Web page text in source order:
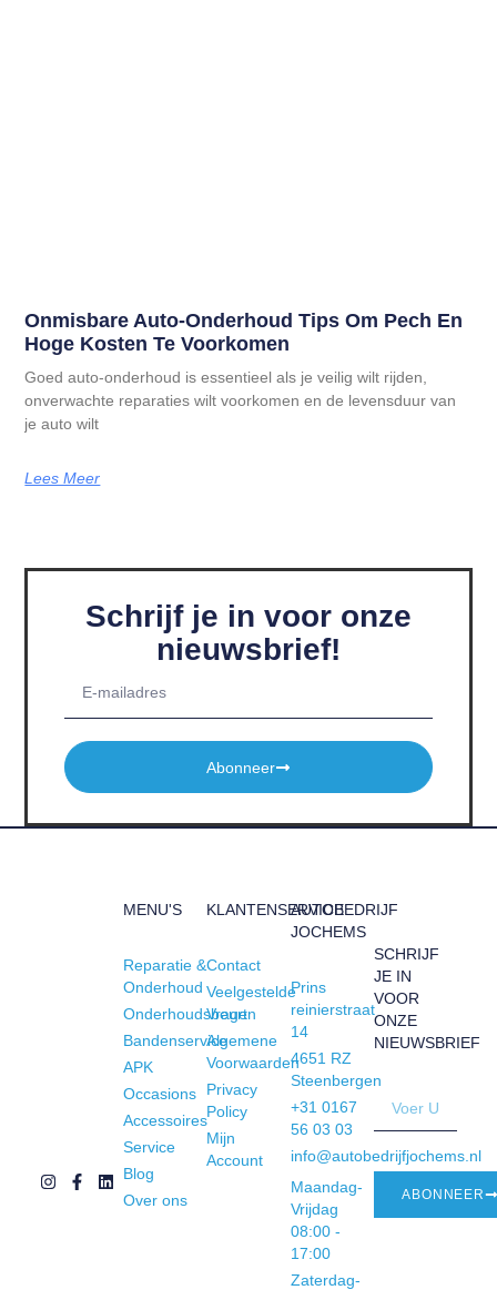
Onmisbare Auto-Onderhoud Tips Om Pech En
Hoge Kosten Te Voorkomen
Goed auto-onderhoud is essentieel als je veilig wilt rijden,
onverwachte reparaties wilt voorkomen en de levensduur van
je auto wilt
Lees Meer
Schrijf je in voor onze
nieuwsbrief!
Abonneer
MENU'S
Reparatie &
Onderhoud
Onderhoudsbeurt
Bandenservice
APK
Occasions
Accessoires
Service
Blog
Over ons
KLANTENSERVICE
Contact
Veelgestelde
Vragen
Algemene
Voorwaarden
Privacy
Policy
Mijn
Account
AUTOBEDRIJF
JOCHEMS
Prins
reinierstraat
14
4651 RZ
Steenbergen
+31 0167
56 03 03
info@autobedrijfjochems.nl
Maandag-
Vrijdag
08:00 -
17:00
Zaterdag-
SCHRIJF
JE IN
VOOR
ONZE
NIEUWSBRIEF
ABONNEER